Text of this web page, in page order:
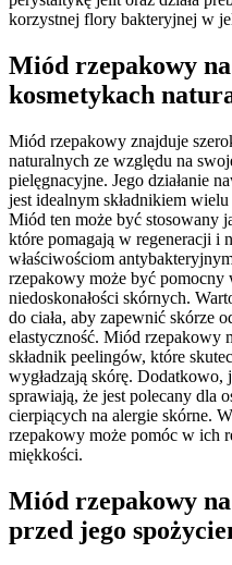
korzystnej flory bakteryjnej w
Miód rzepakowy
kosmetykach
Miód rzepakowy znajduje
naturalnych ze względu na
pielęgnacyjne. Jego działanie
jest idealnym składnikiem
Miód ten może być stosowany
które pomagają w regeneracji
właściwościom
rzepakowy może być
niedoskonałości skórnych.
do ciała, aby zapewnić skórze
elastyczność. Miód rzepakowy
składnik peelingów, które
wygładzają skórę. Dodatkowo,
sprawiają, że jest polecany dla
cierpiących na alergie skórne.
rzepakowy może pomóc w ich
miękkości.
Miód rzepakowy
przed jego